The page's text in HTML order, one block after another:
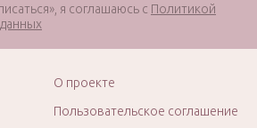
я соглашаюсь с Политикой
О проекте
Пользовательское соглашение